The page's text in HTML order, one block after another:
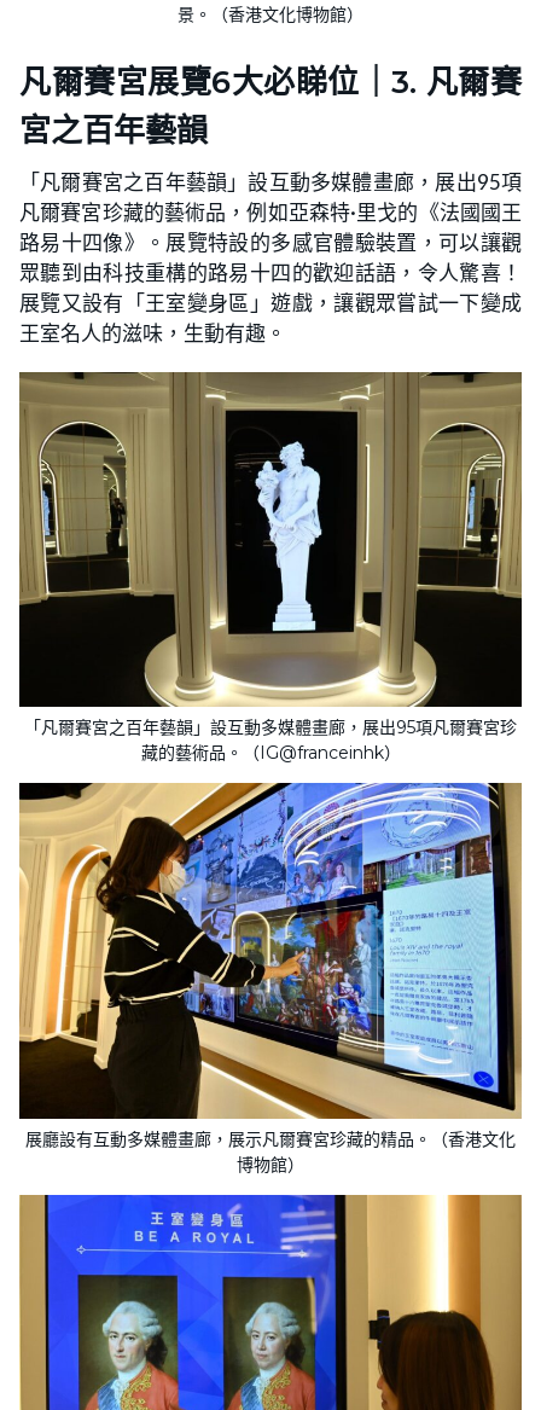
景。（香港文化博物館）
凡爾賽宮展覽6大必睇位｜3. 凡爾賽
宮之百年藝韻
「凡爾賽宮之百年藝韻」設互動多媒體畫廊，展出95項
凡爾賽宮珍藏的藝術品，例如亞森特·里戈的《法國國王
路易十四像》。展覽特設的多感官體驗裝置，可以讓觀
眾聽到由科技重構的路易十四的歡迎話語，令人驚喜！
展覽又設有「王室變身區」遊戲，讓觀眾嘗試一下變成
王室名人的滋味，生動有趣。
「凡爾賽宮之百年藝韻」設互動多媒體畫廊，展出95項凡爾賽宮珍
藏的藝術品。（IG@franceinhk）
展廳設有互動多媒體畫廊，展示凡爾賽宮珍藏的精品。（香港文化
博物館）